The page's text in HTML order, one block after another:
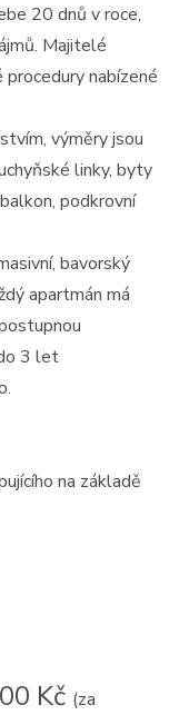
20 dnů v roce,
Majitelé
nabízené
výměry jsou
linky, byty
podkrovní
bavorský
apartmán má
3 let
na základě
Kč (za